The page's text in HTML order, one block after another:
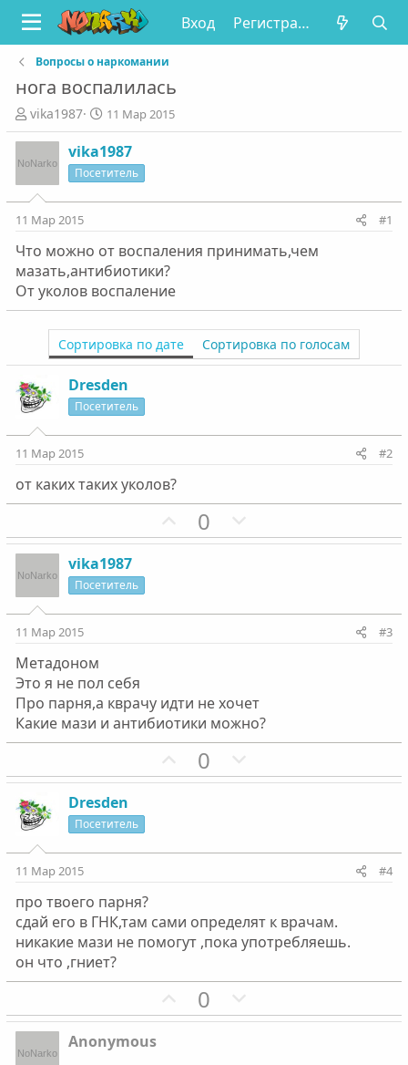
Вход Регистрация
Вопросы о наркомании
нога воспалилась
А
в
т
о
р
т
е
ы
vika1987
Д
а
т
а
н
а
л
а
11 Мар 2015
vika1987
Посетитель
11 Мар 2015 #1
Что можно от воспаления принимать,чем
мазать,антибиотики?
От уколов воспаление
Сортировка по дате Сортировка по голосам
Dresden
Посетитель
11 Мар 2015 #2
от каких таких уколов?
П
о
т
ы
й
г
л
0
е
т
ы
й
г
л
vika1987
Посетитель
11 Мар 2015 #3
Метадоном
Это я не пол себя
Про парня,а кврачу идти не хочет
Какие мази и антибиотики можно?
П
о
т
н
ы
й
г
л
0
е
т
н
ы
й
г
л
Dresden
Посетитель
11 Мар 2015 #4
про твоего парня?
сдай его в ГНК,там сами определят к врачам.
никакие мази не помогут ,пока употребляешь.
он что ,гниет?
П
о
0
е
Anonymous